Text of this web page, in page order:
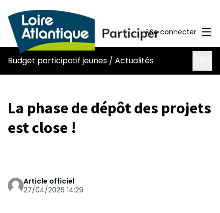
Se connecter
Budget participatif jeunes / Actualités
La phase de dépôt des projets
est close !
Article officiel
27/04/2026 14:29